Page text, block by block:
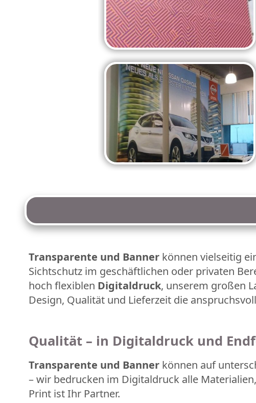
Transparente und Banner können vielseitig
Sichtschutz im geschäftlichen oder privaten
hoch flexiblen Digitaldruck, unserem großen
Design, Qualität und Lieferzeit die
Qualität – in Digitaldruck und
Transparente und Banner können auf
– wir bedrucken im Digitaldruck alle
Print ist Ihr Partner.